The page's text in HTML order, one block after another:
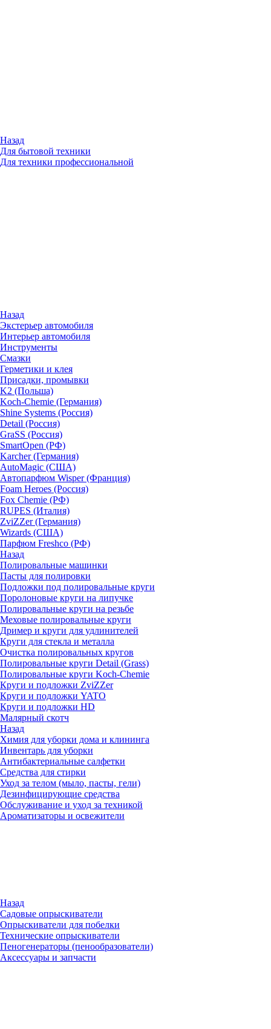
Назад
Для бытовой техники
Для техники профессиональной
Назад
Экстерьер автомобиля
Интерьер автомобиля
Инструменты
Смазки
Герметики и клея
Присадки, промывки
K2 (Польша)
Koch-Chemie (Германия)
Shine Systems (Россия)
Detail (Россия)
GraSS (Россия)
SmartOpen (РФ)
Karcher (Германия)
AutoMagic (США)
Автопарфюм Wisper (Франция)
Foam Heroes (Россия)
Fox Chemie (РФ)
RUPES (Италия)
ZviZZer (Германия)
Wizards (США)
Парфюм Freshco (РФ)
Назад
Полировальные машинки
Пасты для полировки
Подложки под полировальные круги
Поролоновые круги на липучке
Полировальные круги на резьбе
Меховые полировальные круги
Дример и круги для удлинителей
Круги для стекла и металла
Очистка полировальных кругов
Полировальные круги Detail (Grass)
Полировальные круги Koch-Chemie
Круги и подложки ZviZZer
Круги и подложки YATO
Круги и подложки HD
Малярный скотч
Назад
Химия для уборки дома и клининга
Инвентарь для уборки
Антибактериальные салфетки
Средства для стирки
Уход за телом (мыло, пасты, гели)
Дезинфицирующие средства
Обслуживание и уход за техникой
Ароматизаторы и освежители
Назад
Садовые опрыскиватели
Опрыскиватели для побелки
Технические опрыскиватели
Пеногенераторы (пенообразователи)
Аксессуары и запчасти